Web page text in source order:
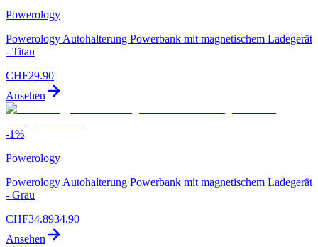
Powerology
Powerology Autohalterung Powerbank mit magnetischem Ladegerät
- Titan
CHF29.90
Ansehen
-1%
Powerology
Powerology Autohalterung Powerbank mit magnetischem Ladegerät
- Grau
CHF34.8934.90
Ansehen